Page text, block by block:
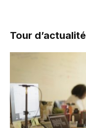
Tour d’actualité